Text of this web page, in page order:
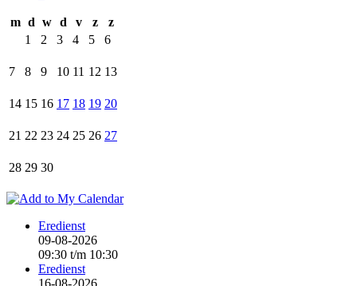
m d w d v z
z
1
2 3 4 5 6
7 8 9 10 11 12 13
14 15 16 17 18 19 20
21 22 23 24 25 26 27
28 29 30
Eredienst
09-08-2026
09:30 t/m 10:30
Eredienst
16-08-2026